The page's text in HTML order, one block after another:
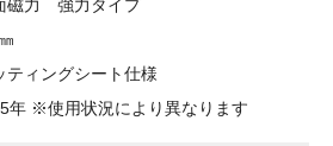
磁力 強力タイプ
ティングシート仕様
年 ※使用状況により異なります